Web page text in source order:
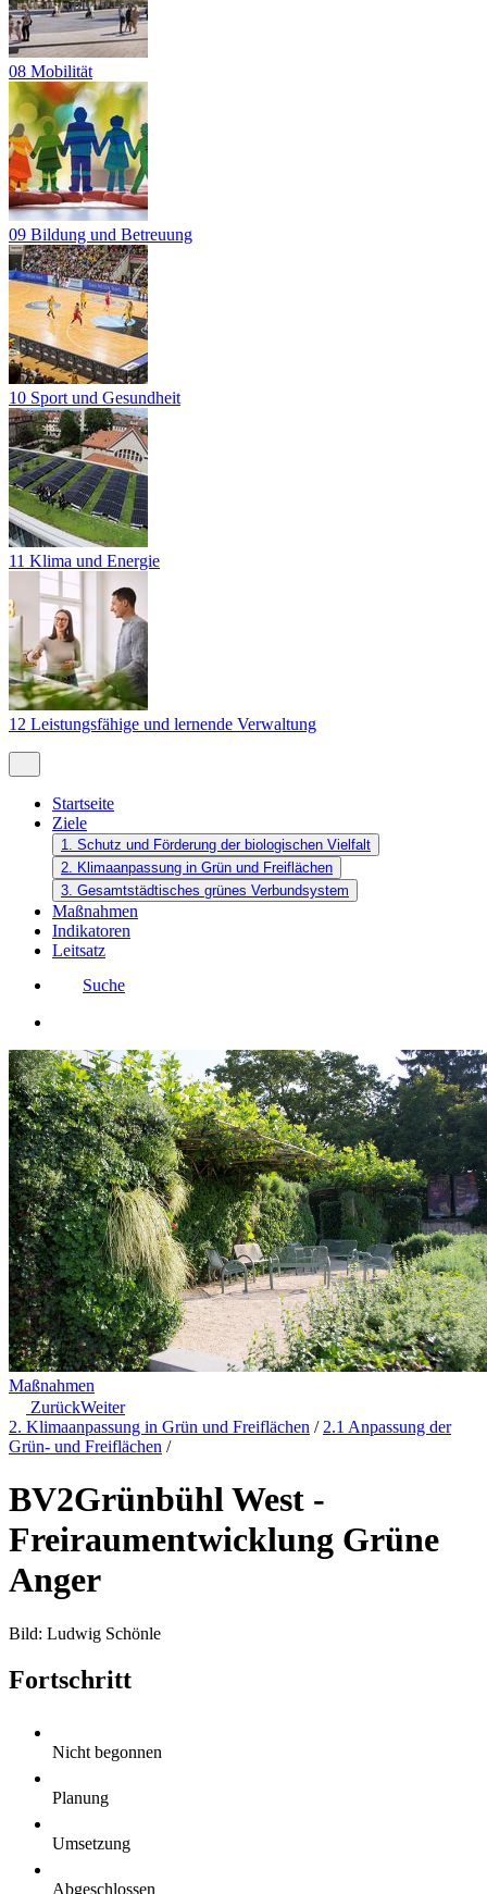
08 Mobilität
09 Bildung und Betreuung
10 Sport und Gesundheit
11 Klima und Energie
12 Leistungsfähige und lernende Verwaltung
Startseite
Ziele
1. Schutz und Förderung der biologischen Vielfalt
2. Klimaanpassung in Grün und Freiflächen
3. Gesamtstädtisches grünes Verbundsystem
Maßnahmen
Indikatoren
Leitsatz
Suche
Maßnahmen
ZurückWeiter
2. Klimaanpassung in Grün und Freiflächen / 2.1 Anpassung der
Grün- und Freiflächen /
BV2Grünbühl West -
Freiraumentwicklung Grüne
Anger
Bild: Ludwig Schönle
Fortschritt
Nicht begonnen
Planung
Umsetzung
Abgeschlossen